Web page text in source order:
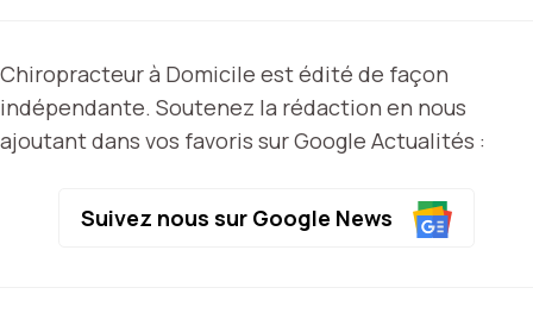
Chiropracteur à Domicile est édité de façon
indépendante. Soutenez la rédaction en nous
ajoutant dans vos favoris sur Google Actualités :
Suivez nous sur Google News